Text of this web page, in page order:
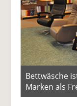
Bettwäsche
Marken als